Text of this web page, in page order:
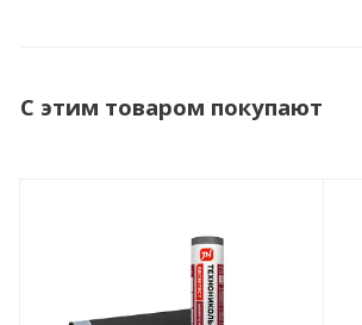
С этим товаром покупают